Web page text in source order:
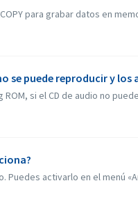
para grabar datos en
se puede reproducir y
si el CD de audio no
activarlo en el menú